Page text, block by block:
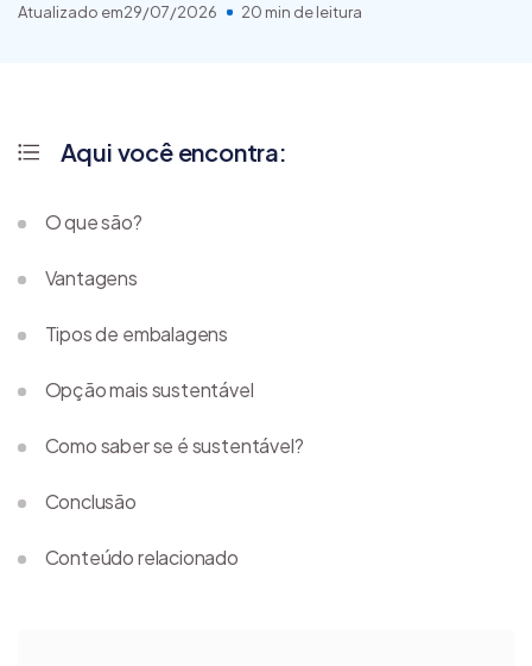
Atualizado em29/07/2026 20 min de leitura
Aqui você encontra:
O que são?
Vantagens
Tipos de embalagens
Opção mais sustentável
Como saber se é sustentável?
Conclusão
Conteúdo relacionado